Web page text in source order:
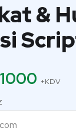
&
1000 +KDV